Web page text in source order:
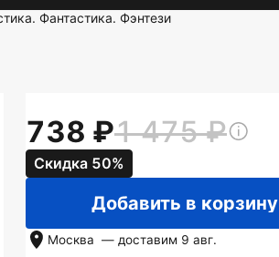
Фантастика. Фэнтези
738 1 475
Скидка 50%
Добавить в корзину
Москва — доставим 9 авг.